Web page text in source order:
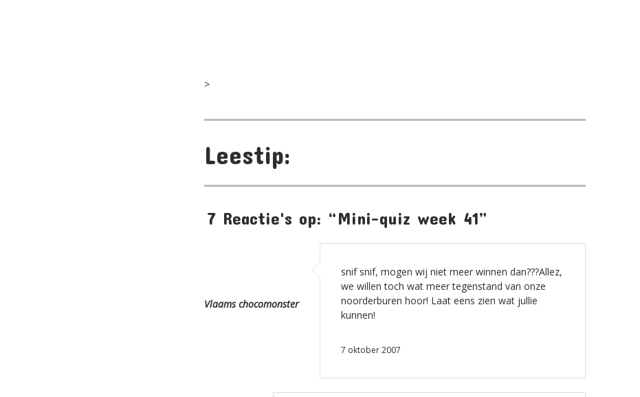
>
Leestip:
7 Reactie's op: “Mini-quiz week 41”
Vlaams chocomonster
snif snif, mogen wij niet meer winnen dan???Allez,
we willen toch wat meer tegenstand van onze
noorderburen hoor! Laat eens zien wat jullie
kunnen!
7 oktober 2007